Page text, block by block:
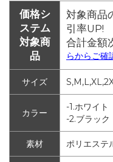
価格シ
ステム
対象商
品
対象商品
引率UP!
合計金額
らからご確
サイズ
カラー
-1.ホワイト
-2.ブラック
素材 ポリエステ